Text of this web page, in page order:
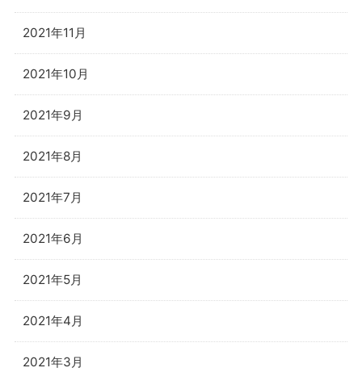
2021年11月
2021年10月
2021年9月
2021年8月
2021年7月
2021年6月
2021年5月
2021年4月
2021年3月